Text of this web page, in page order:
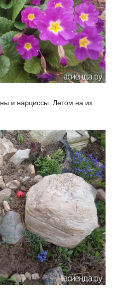
и нарциссы. Летом на их